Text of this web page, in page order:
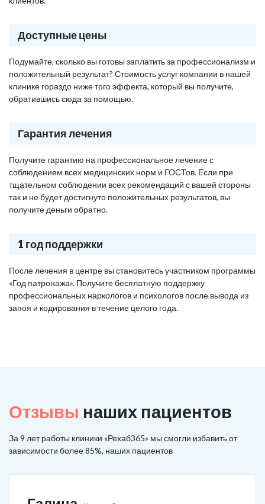
Доступные цены
Подумайте, сколько вы готовы заплатить за профессионализм и
положительный результат? Стоимость услуг компании в нашей
клинике гораздо ниже того эффекта, который вы получите,
обратившись сюда за помощью.
Гарантия лечения
Получите гарантию на профессиональное лечение с
соблюдением всех медицинских норм и ГОСТов. Если при
тщательном соблюдении всех рекомендаций с вашей стороны
так и не будет достигнуто положительных результатов, вы
получите деньги обратно.
1 год поддержки
После лечения в центре вы становитесь участником программы
«Год патронажа». Получите бесплатную поддержку
профессиональных наркологов и психологов после вывода из
запоя и кодирования в течение целого года.
Отзывы наших пациентов
За 9 лет работы клиники «Рехаб365» мы смогли избавить от
зависимости более 85%, наших пациентов